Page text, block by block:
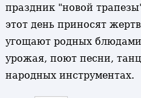
праздник "новой
этот день приносят
угощают родных блюдами
урожая, поют песни,
народных инструментах.